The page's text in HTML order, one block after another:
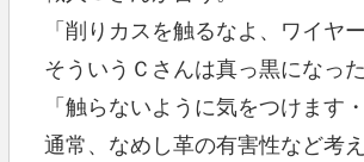
「削りカスを触るなよ、ワイヤ
そういうＣさんは真っ黒になっ
「触らないように気をつけます・
通常、なめし革の有害性など考